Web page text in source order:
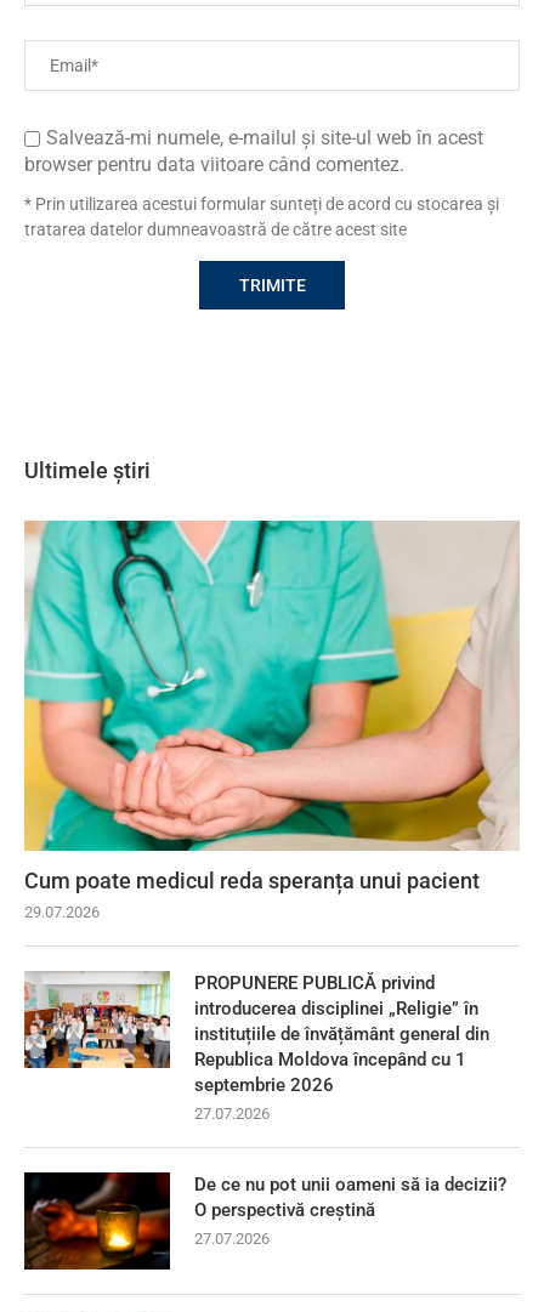
Salvează-mi numele, e-mailul și site-ul web în acest
browser pentru data viitoare când comentez.
* Prin utilizarea acestui formular sunteți de acord cu stocarea și
tratarea datelor dumneavoastră de către acest site
Ultimele știri
Cum poate medicul reda speranța unui pacient
29.07.2026
PROPUNERE PUBLICĂ privind
introducerea disciplinei „Religie” în
instituțiile de învățământ general din
Republica Moldova începând cu 1
septembrie 2026
27.07.2026
De ce nu pot unii oameni să ia decizii?
O perspectivă creștină
27.07.2026